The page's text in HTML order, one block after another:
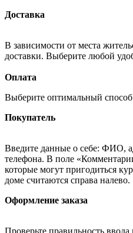
Доставка
В зависимости от места
доставки. Выберите любой
Оплата
Выберите оптимальный
Покупатель
Введите данные о себе: ФИО,
телефона. В поле
которые могут пригодиться
доме считаются справа налево.
Оформление заказа
Проверьте правильность